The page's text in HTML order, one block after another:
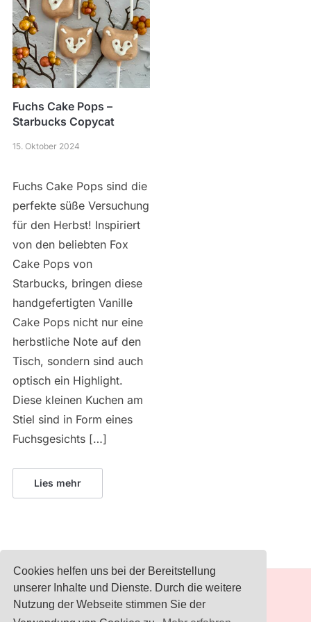
Cookies helfen uns bei der Bereitstellung
unserer Inhalte und Dienste. Durch die weitere
Nutzung der Webseite stimmen Sie der
Fuchs Cake Pops –
Starbucks Copycat
15. Oktober 2024
Fuchs Cake Pops sind die
perfekte süße Versuchung
für den Herbst! Inspiriert
von den beliebten Fox
Cake Pops von
Starbucks, bringen diese
handgefertigten Vanille
Cake Pops nicht nur eine
herbstliche Note auf den
Tisch, sondern sind auch
optisch ein Highlight.
Diese kleinen Kuchen am
Stiel sind in Form eines
Fuchsgesichts […]
Lies mehr
IMPRESSUM